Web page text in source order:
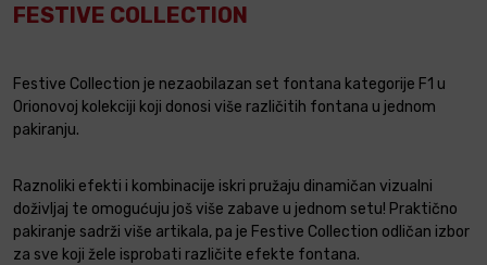
FESTIVE COLLECTION
Festive Collection je nezaobilazan set fontana kategorije F1 u
Orionovoj kolekciji koji donosi više različitih fontana u jednom
pakiranju.
Raznoliki efekti i kombinacije iskri pružaju dinamičan vizualni
doživljaj te omogućuju još više zabave u jednom setu! Praktično
pakiranje sadrži više artikala, pa je Festive Collection odličan izbor
za sve koji žele isprobati različite efekte fontana.